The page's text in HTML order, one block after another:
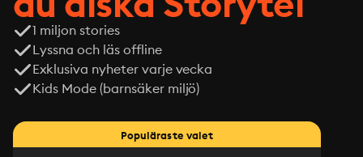
1 miljon stories
Lyssna och läs offline
Exklusiva nyheter varje vecka
Kids Mode (barnsäker miljö)
Populäraste valet